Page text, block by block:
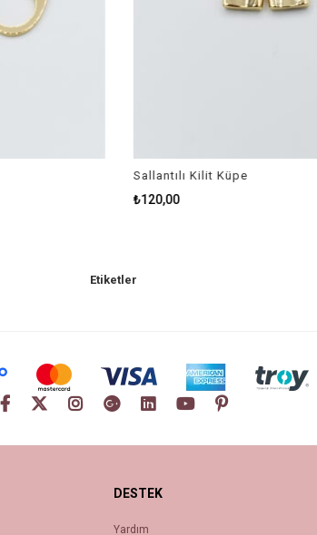
Sallantılı Kilit Küpe
₺120,00
Etiketler
DESTEK
Yardım